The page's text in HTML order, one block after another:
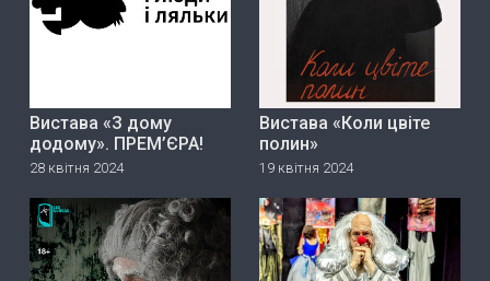
Вистава «З дому
додому». ПРЕМ’ЄРА!
28 квітня 2024
Вистава «Коли цвіте
полин»
19 квітня 2024